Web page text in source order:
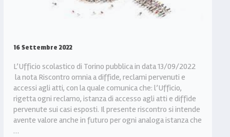
16 Settembre 2022
L’Ufficio scolastico di Torino pubblica in data 13/09/2022
la nota Riscontro omnia a diffide, reclami pervenuti e
accessi agli atti, con la quale comunica che: l’Ufficio,
rigetta ogni reclamo, istanza di accesso agli atti e diffide
pervenute sui casi esposti. Il presente riscontro si intende
avente valore anche in futuro per ogni analoga istanza che
…